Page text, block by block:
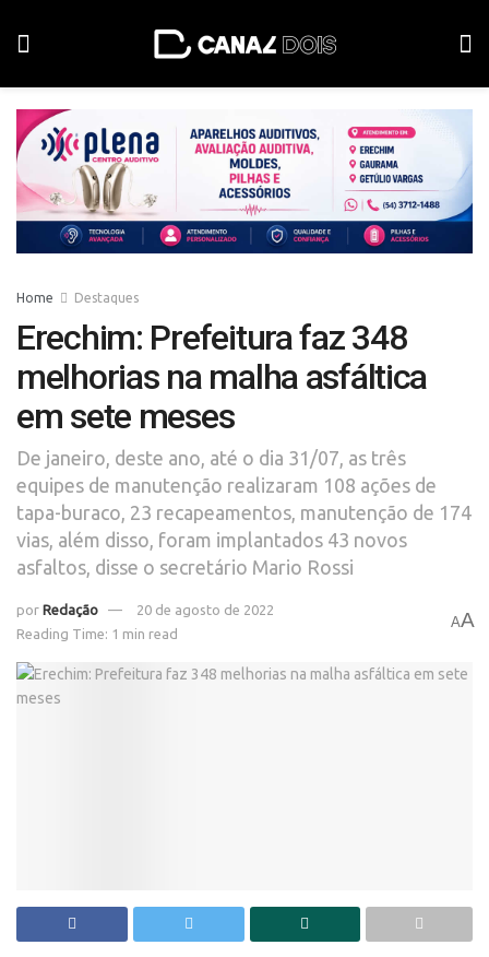
Home Destaques
Erechim: Prefeitura faz 348
melhorias na malha asfáltica
em sete meses
De janeiro, deste ano, até o dia 31/07, as três
equipes de manutenção realizaram 108 ações de
tapa-buraco, 23 recapeamentos, manutenção de 174
vias, além disso, foram implantados 43 novos
asfaltos, disse o secretário Mario Rossi
por Redação
20 de agosto de 2022
Reading Time: 1 min read
AA